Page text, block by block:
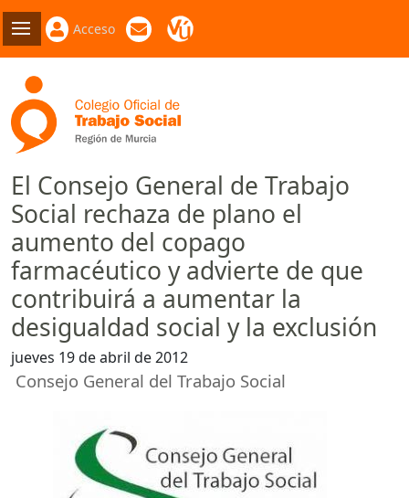
Acceso
El Consejo General de Trabajo
Social rechaza de plano el
aumento del copago
farmacéutico y advierte de que
contribuirá a aumentar la
desigualdad social y la exclusión
jueves 19 de abril de 2012
Consejo General del Trabajo Social